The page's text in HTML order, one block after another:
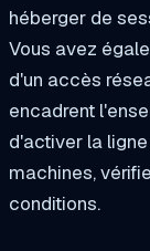
héberger de
Vous avez
d'un accès
encadrent
d'activer la
machines,
conditions.